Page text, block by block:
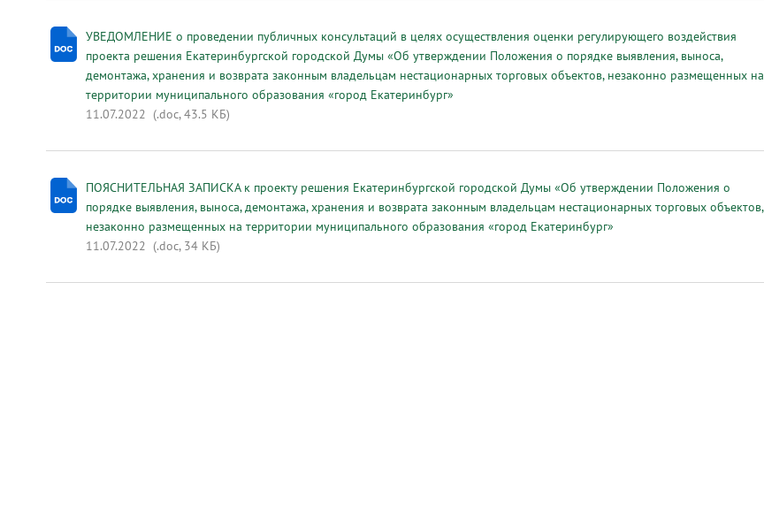
УВЕДОМЛЕНИЕ о проведении публичных консультаций в целях осуществления оценки регулирующего воздействия
проекта решения Екатеринбургской городской Думы «Об утверждении Положения о порядке выявления, выноса,
демонтажа, хранения и возврата законным владельцам нестационарных торговых объектов, незаконно размещенных на
территории муниципального образования «город Екатеринбург»
11.07.2022 (.doc, 43.5 КБ)
ПОЯСНИТЕЛЬНАЯ ЗАПИСКА к проекту решения Екатеринбургской городской Думы «Об утверждении Положения о
порядке выявления, выноса, демонтажа, хранения и возврата законным владельцам нестационарных торговых объектов,
незаконно размещенных на территории муниципального образования «город Екатеринбург»
11.07.2022 (.doc, 34 КБ)